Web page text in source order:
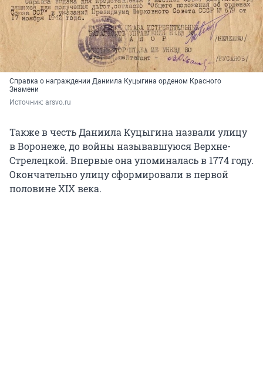
Справка о награждении Даниила Куцыгина орденом Красного
Знамени
Источник: arsvo.ru
Также в честь Даниила Куцыгина назвали улицу
в Воронеже, до войны называвшуюся Верхне-
Стрелецкой. Впервые она упоминалась в 1774 году.
Окончательно улицу сформировали в первой
половине XIX века.